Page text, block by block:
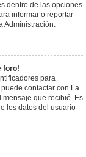
dentro de las opciones
informar o reportar
Administración.
foro!
para
contactar con La
que recibió. Es
los datos del usuario